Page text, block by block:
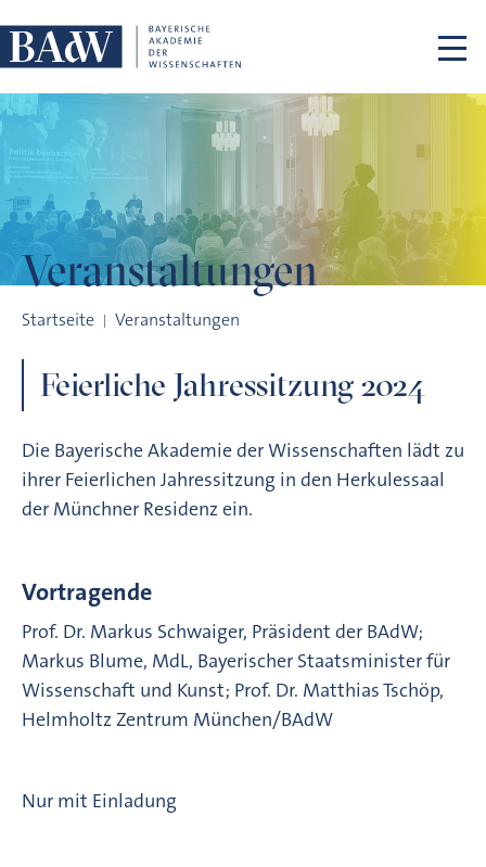
Veranstaltungen
Startseite Veranstaltungen
Feierliche Jahressitzung 2024
Die Bayerische Akademie der Wissenschaften lädt zu
ihrer Feierlichen Jahressitzung in den Herkulessaal
der Münchner Residenz ein.
Vortragende
Prof. Dr. Markus Schwaiger, Präsident der BAdW;
Markus Blume, MdL, Bayerischer Staatsminister für
Wissenschaft und Kunst; Prof. Dr. Matthias Tschöp,
Helmholtz Zentrum München/BAdW
Nur mit Einladung